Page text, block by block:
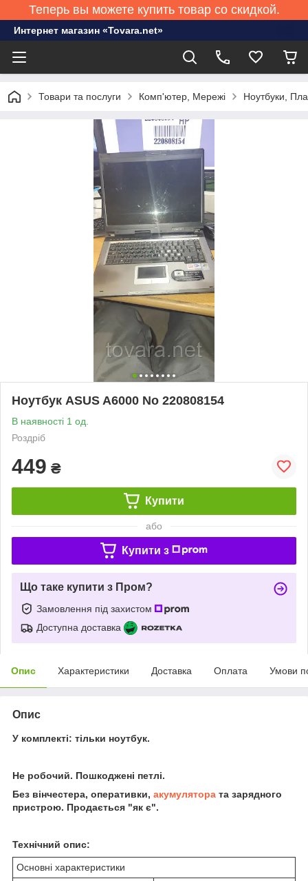
Теперь вы можете купить товар со скидкой.
Интернет магазин «Tovara.net»
Товари та послуги Комп'ютер, Мережі Ноутбуки,
Ноутбук ASUS A6000 No 220808154
В наявності 1 од.
Роздріб
449 ₴
Купити
або
Купити з
Що таке купити з Пром?
Замовлення під захистом
Доступна доставка
Опис Характеристики Доставка Оплата Умови
Опис
У комплекті: тільки ноутбук.
Не робочий. Пошкоджені петлі.
Без вінчестера, оперативки, акумулятора та зарядного
пристрою. Продається "як є".
Технічний опис:
Основні характеристики